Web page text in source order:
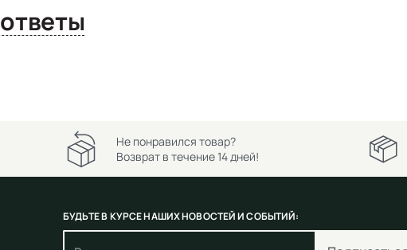
Вопросы и ответы
Не понравился товар?
Возврат в течение 14 дней!
БУДЬТЕ В КУРСЕ НАШИХ НОВОСТЕЙ И СОБЫТИЙ: